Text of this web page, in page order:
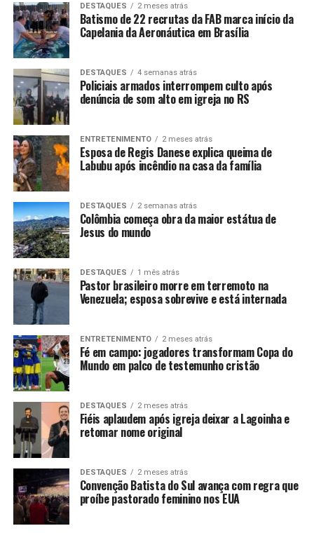
DESTAQUES 2 meses atrás
Batismo de 22 recrutas da FAB marca início da
Capelania da Aeronáutica em Brasília
DESTAQUES 4 semanas atrás
Policiais armados interrompem culto após
denúncia de som alto em igreja no RS
ENTRETENIMENTO 2 meses atrás
Esposa de Regis Danese explica queima de
Labubu após incêndio na casa da família
DESTAQUES 2 semanas atrás
Colômbia começa obra da maior estátua de
Jesus do mundo
DESTAQUES 1 mês atrás
Pastor brasileiro morre em terremoto na
Venezuela; esposa sobrevive e está internada
ENTRETENIMENTO 2 meses atrás
Fé em campo: jogadores transformam Copa do
Mundo em palco de testemunho cristão
DESTAQUES 2 meses atrás
Fiéis aplaudem após igreja deixar a Lagoinha e
retomar nome original
DESTAQUES 2 meses atrás
Convenção Batista do Sul avança com regra que
proíbe pastorado feminino nos EUA